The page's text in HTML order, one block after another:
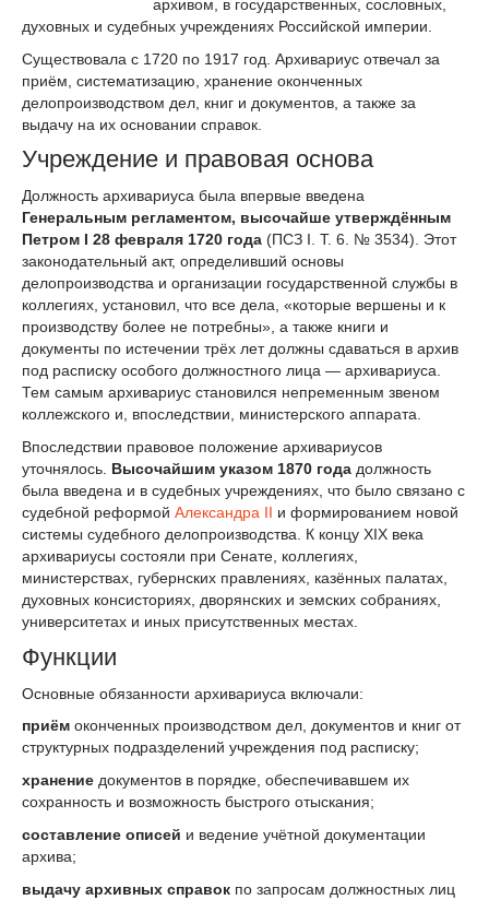
архивом, в государственных, сословных,
духовных и судебных учреждениях Российской империи.
Существовала с 1720 по 1917 год. Архивариус отвечал за
приём, систематизацию, хранение оконченных
делопроизводством дел, книг и документов, а также за
выдачу на их основании справок.
Учреждение и правовая основа
Должность архивариуса была впервые введена
Генеральным регламентом, высочайше утверждённым
Петром I 28 февраля 1720 года (ПСЗ I. Т. 6. № 3534). Этот
законодательный акт, определивший основы
делопроизводства и организации государственной службы в
коллегиях, установил, что все дела, «которые вершены и к
производству более не потребны», а также книги и
документы по истечении трёх лет должны сдаваться в архив
под расписку особого должностного лица — архивариуса.
Тем самым архивариус становился непременным звеном
коллежского и, впоследствии, министерского аппарата.
Впоследствии правовое положение архивариусов
уточнялось. Высочайшим указом 1870 года должность
была введена и в судебных учреждениях, что было связано с
судебной реформой Александра II и формированием новой
системы судебного делопроизводства. К концу XIX века
архивариусы состояли при Сенате, коллегиях,
министерствах, губернских правлениях, казённых палатах,
духовных консисториях, дворянских и земских собраниях,
университетах и иных присутственных местах.
Функции
Основные обязанности архивариуса включали:
приём оконченных производством дел, документов и книг от
структурных подразделений учреждения под расписку;
хранение документов в порядке, обеспечивавшем их
сохранность и возможность быстрого отыскания;
составление описей и ведение учётной документации
архива;
выдачу архивных справок по запросам должностных лиц